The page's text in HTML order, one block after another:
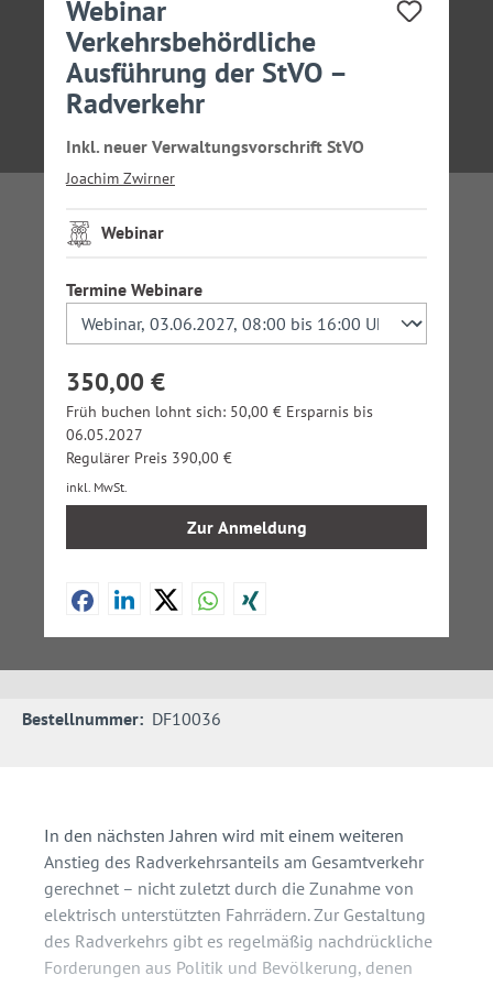
Webinar
Verkehrsbehördliche
Ausführung der StVO –
Radverkehr
Inkl. neuer Verwaltungsvorschrift StVO
Joachim Zwirner
Webinar
Termine Webinareauswählen
350,00 €
Früh buchen lohnt sich: 50,00 € Ersparnis bis
06.05.2027
Regulärer Preis 390,00 €
inkl. MwSt.
Zur Anmeldung
Bestellnummer: DF10036
In den nächsten Jahren wird mit einem weiteren
Anstieg des Radverkehrsanteils am Gesamtverkehr
gerechnet – nicht zuletzt durch die Zunahme von
elektrisch unterstützten Fahrrädern. Zur Gestaltung
des Radverkehrs gibt es regelmäßig nachdrückliche
Forderungen aus Politik und Bevölkerung, denen